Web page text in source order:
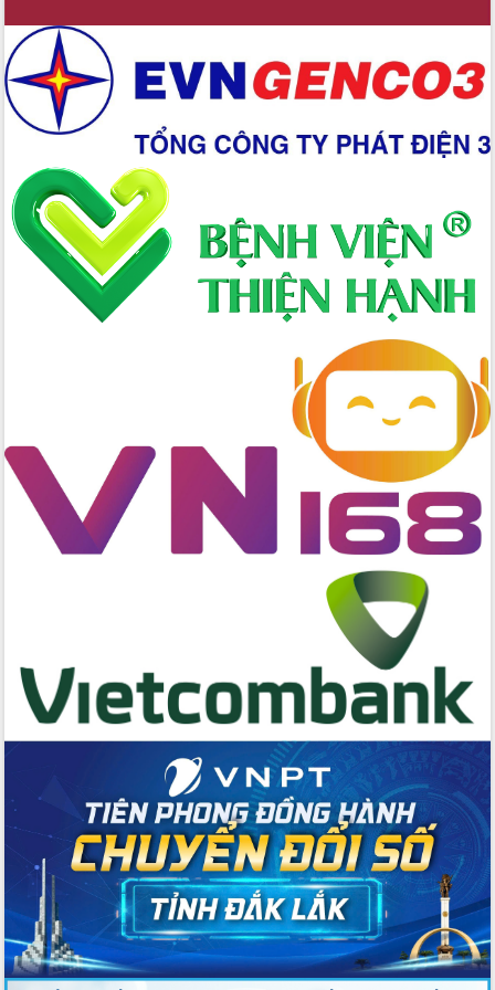
Ứng dụng sinh trắc học - Bước tiến
trong hành trình chuyển đổi số tại Đắk
Lắk
Đắk Lắk nâng cao hiệu quả công tác
Đảng từ Sổ tay đảng viên điện tử
Đắk Lắk đẩy mạnh nuôi biển công
nghệ, hướng tới phát triển thủy sản
bền vững
Tập huấn nâng cao năng lực triển khai
chuyển đổi số cho cán bộ, công chức
cấp xã
Đắk Lắk phát động hưởng ứng Ngày
Quyền của người tiêu dùng Việt Nam
Lương Văn Chánh năm 2026
Phó Bí thư Tỉnh ủy Đắk Lắk Đỗ Hữu
Huy giữ chức Bí thư Đảng ủy Ủy Ban
Nhân dân tỉnh
Bệnh án điện tử thúc đẩy chuyển đổi
chức diễn tập trước ngày bầu cử
Chương trình “Gặp gỡ hữu nghị –
Friendship Meeting New Year 2026”
Bầu cử Quốc hội và HĐND: Cử tri Đắk
Lắk gửi gắm niềm tin, kỳ vọng vào lá
phiếu
Đắk Lắk sẵn sàng các điều kiện cho
Ngày hội bầu cử đại biểu Quốc hội
khóa XVI và HĐND các cấp nhiệm kỳ
2026-2031
Đảm bảo cuộc bầu cử đại biểu Quốc
hội và đại biểu HĐND các cấp diễn ra
an toàn, hiệu quả, đúng quy định